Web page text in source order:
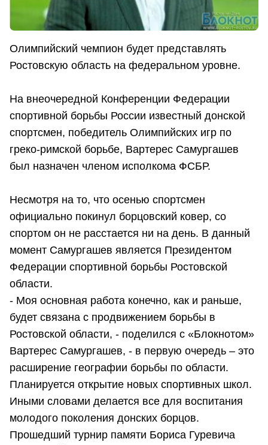
Олимпийский чемпион будет представлять
Ростовскую область на федеральном уровне.
На внеочередной Конференции Федерации
спортивной борьбы России известный донской
спортсмен, победитель Олимпийских игр по
греко-римской борьбе, Вартерес Самургашев
был назначен членом исполкома ФСБР.
Несмотря на то, что осенью спортсмен
официально покинул борцовский ковер, со
спортом он не расстается ни на день. В данный
момент Самургашев является Президентом
Федерации спортивной борьбы Ростовской
области.
- Моя основная работа конечно, как и раньше,
будет связана с продвижением борьбы в
Ростовской области, - поделился с «Блокнотом»
Вартерес Самургашев, - в первую очередь – это
расширение географии борьбы по области.
Планируется открытие новых спортивных школ.
Иными словами делается все для воспитания
молодого поколения донских борцов.
Прошедший турнир памяти Бориса Гуревича